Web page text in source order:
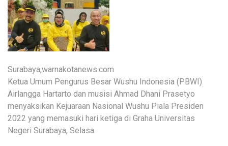
Surabaya,warnakotanews.com
Ketua Umum Pengurus Besar Wushu Indonesia (PBWI)
Airlangga Hartarto dan musisi Ahmad Dhani Prasetyo
menyaksikan Kejuaraan Nasional Wushu Piala Presiden
2022 yang memasuki hari ketiga di Graha Universitas
Negeri Surabaya, Selasa.